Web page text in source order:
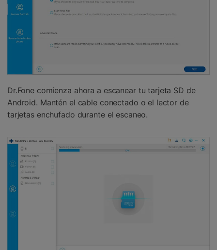
Dr.Fone comienza ahora a escanear tu tarjeta SD de
Android. Mantén el cable conectado o el lector de
tarjetas enchufado durante el escaneo.